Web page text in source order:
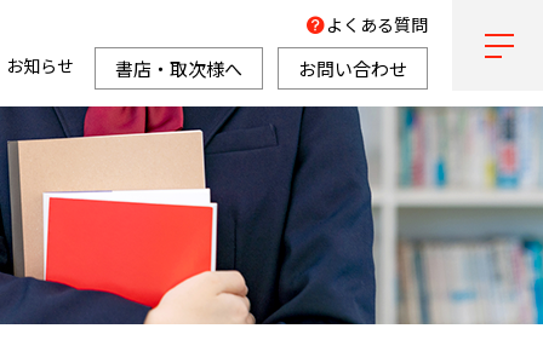
お知らせ
よくある質問
書店・取次様へ お問い合わせ